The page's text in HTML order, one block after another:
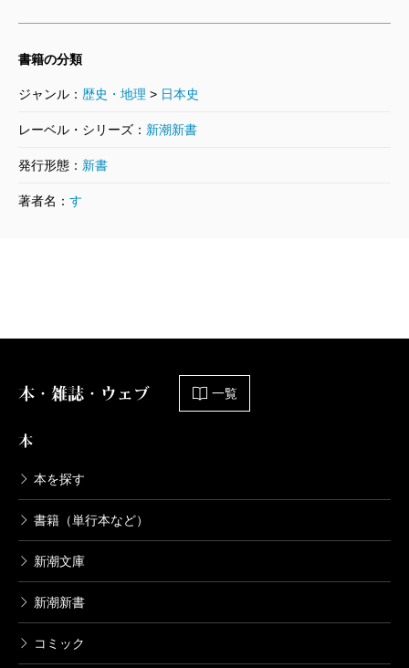
書籍の分類
ジャンル： 歴史・地理 > 日本史
レーベル・シリーズ： 新潮新書
発行形態： 新書
著者名： す
本・雑誌・ウェブ 一覧
本
本を探す
書籍（単行本など）
新潮文庫
新潮新書
コミック